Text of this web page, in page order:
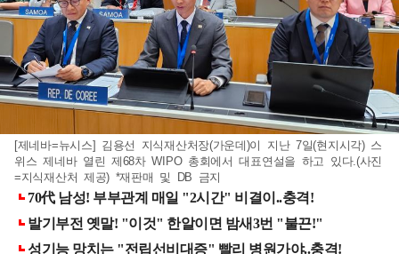
[제네바=뉴시스] 김용선 지식재산처장(가운데)이 지난 7일(현지시각) 스
위스 제네바 열린 제68차 WIPO 총회에서 대표연설을 하고 있다.(사진
=지식재산처 제공) *재판매 및 DB 금지